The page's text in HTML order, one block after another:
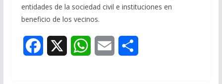
entidades de la sociedad civil e instituciones en
beneficio de los vecinos.
W